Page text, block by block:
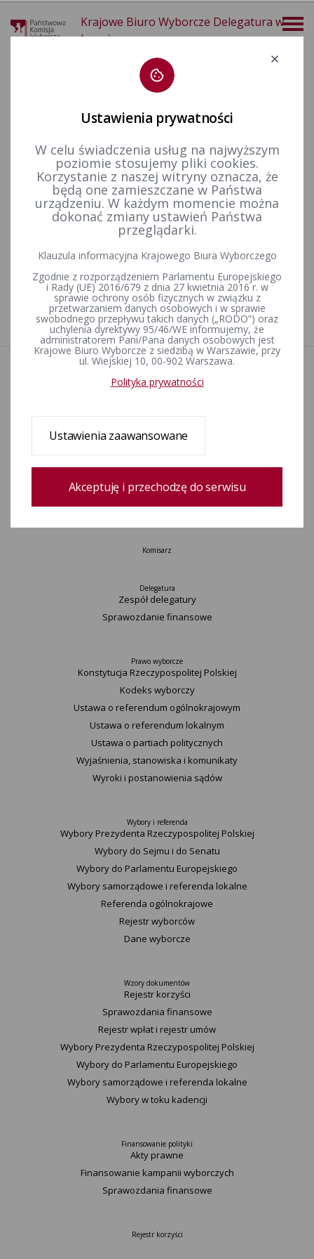
Krajowe Biuro Wyborcze Delegatura w
Legnicy
Wybory samorządowe i referenda lokalne Wybory samorządowe w 2006&nbsp;r. Terytorialne komisje wyborcze
Informacja Komisarza Wyborczego w Legnicy: zestawienie
1
Informacje
Postanowienia
Okręgi wyborcze i obwody głosowania
Konkurs „Wybieram Wybory”
Archiwum
Komisarz
Delegatura
Zespół delegatury
Sprawozdanie finansowe
Prawo wyborcze
Konstytucja Rzeczypospolitej Polskiej​
Kodeks wyborczy
Ustawa o referendum ogólnokrajowym
Ustawa o referendum lokalnym
Ustawa o partiach politycznych
Wyjaśnienia, stanowiska i komunikaty
Wyroki i postanowienia sądów
Wybory i referenda
Wybory Prezydenta Rzeczypospolitej Polskiej
Wybory do Sejmu i do Senatu
Wybory do Parlamentu Europejskiego
Wybory samorządowe i referenda lokalne
Referenda ogólnokrajowe
Rejestr wyborców
Dane wyborcze
Wzory dokumentów
Rejestr korzyści
Sprawozdania finansowe
Rejestr wpłat i rejestr umów
Wybory Prezydenta Rzeczypospolitej Polskiej
Wybory do Parlamentu Europejskiego
Wybory samorządowe i referenda lokalne
Wybory w toku kadencji
Finansowanie polityki
Akty prawne
Finansowanie kampanii wyborczych
Sprawozdania finansowe
Rejestr korzyści
Ustawienia prywatności
W celu świadczenia usług na najwyższym
poziomie stosujemy pliki cookies.
Korzystanie z naszej witryny oznacza, że
będą one zamieszczane w Państwa
urządzeniu. W każdym momencie można
dokonać zmiany ustawień Państwa
przeglądarki.
Klauzula informacyjna Krajowego Biura Wyborczego
Zgodnie z rozporządzeniem Parlamentu Europejskiego
i Rady (UE) 2016/679 z dnia 27 kwietnia 2016 r. w
sprawie ochrony osób fizycznych w związku z
przetwarzaniem danych osobowych i w sprawie
swobodnego przepływu takich danych („RODO”) oraz
uchylenia dyrektywy 95/46/WE informujemy, że
administratorem Pani/Pana danych osobowych jest
Krajowe Biuro Wyborcze z siedzibą w Warszawie, przy
ul. Wiejskiej 10, 00-902 Warszawa.
Polityka prywatności
Ustawienia zaawansowane
Akceptuję i przechodzę do serwisu